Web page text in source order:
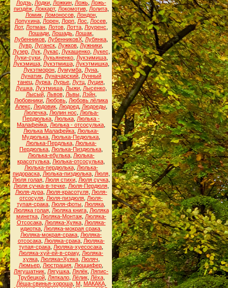
Лодзь, Лодки, Ложкин, Ложь, Ложь-
пиздёж, Локкарт, Локомотив, Лолита,
Ломик, Ломоносов, Лондон,
Лопухина Лорен Лорп Лос Лосев
Лот, Лотман Лотов Лотта Лоуренс
Лошади Лошадь Лошак
Лубенников ЛубенниковХ Лубянка
Лувр Луганск Лужков Лужники
Лузер, Лук, Лукас Лукашенко, Лукес
Луки-суки Лукьяненко Лукэимиша
Лукэмиша, Лукэтмиша, Лукэтмишка,
Лукэтморон Лумумба Луна
Лунатик Луначарский Лунный
танец Лурка Лурье Лутц Луция
Лушка, Луэтмиша, Лыжи, Лысенко,
Лысый, Львов, Львы, Лэйн,
Любовники Любовь Любовь лёлика
Алекс
Людовик, Людоед, Людоеды,
Люлечка, Люлин нос
Люльа-
Пердюлька Люлька Люлька -
Малафейка Люлька - отсосулька
Люлька Малафейка Люлька-
Мудюлька Люлька-Педюлька
Люлька-Пердлька, Люлька-
Пердюлька Люлька-Пиздюлька
Люлька-ебулька, Люлька-
красотулька Люлька-отсосулька
Люлька-пердюлька, Люлька-
пидораска, Люлька-пиздюлька, Люля,
Люля голая, Люля стихи, Люля сучка,
Люля сучка-в-течке, Люля-Пердюля,
Люля-дура, Люля-красотуля, Люля-
отсосуля Люля-пиздюля Люля-
тупая-срака Люля-фоты Люляка
Люляка голая, Люляка книга, Люляка
минетка, Люляка-Монтаж, Люляка-
Отсосака, Люляка-Хуяка, Люляка-
идиотка Люляка-мокрая срака
Люляка-мокрая-срака Люляка-
отсосака, Люляка-срака, Люляка-
тупая-срака Люляка-хуесосака
Люляка-хуй-ей-в-сраку, Люляка-
хуяка, Люляка=Хуяка, Люляч
Люмьер Люстрация Люццифер
Лягушатник Лягушка Лялёк Ляпис-
Трубецкой, Ляпкало, Лёлик, Лёха,
Лёша-свинья-хороша, М, МАКАКА,